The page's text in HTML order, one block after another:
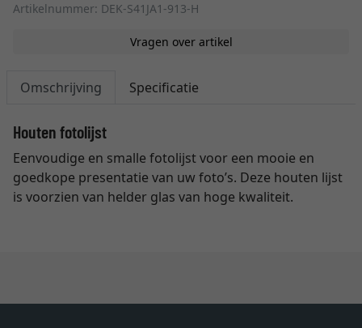
Artikelnummer: DEK-S41JA1-913-H
Vragen over artikel
Omschrijving Specificatie
Houten fotolijst
Eenvoudige en smalle fotolijst voor een mooie en
goedkope presentatie van uw foto’s. Deze houten lijst
is voorzien van helder glas van hoge kwaliteit.